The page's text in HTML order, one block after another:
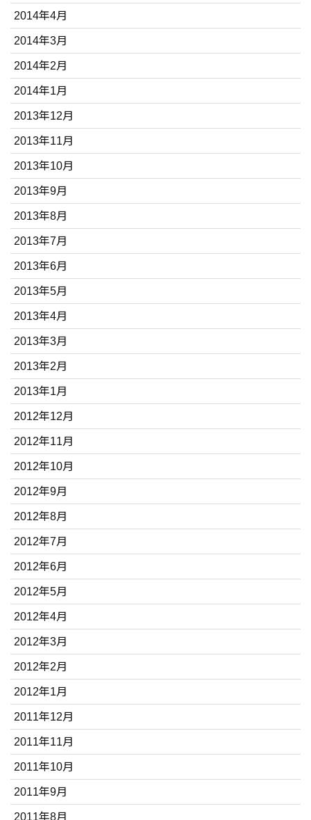
2014年4月
2014年3月
2014年2月
2014年1月
2013年12月
2013年11月
2013年10月
2013年9月
2013年8月
2013年7月
2013年6月
2013年5月
2013年4月
2013年3月
2013年2月
2013年1月
2012年12月
2012年11月
2012年10月
2012年9月
2012年8月
2012年7月
2012年6月
2012年5月
2012年4月
2012年3月
2012年2月
2012年1月
2011年12月
2011年11月
2011年10月
2011年9月
2011年8月